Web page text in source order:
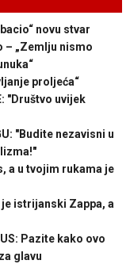
novu stvar
– „Zemlju nismo
proljeća“
"Društvo uvijek
"Budite nezavisni u
a u tvojim rukama je
je istrijanski Zappa, a
Pazite kako ovo
glavu